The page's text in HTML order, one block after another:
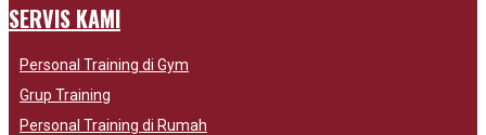
SERVIS KAMI
Personal Training di Gym
Grup Training
Personal Training di Rumah